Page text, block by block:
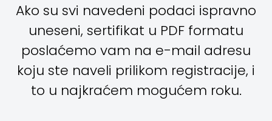
Ako su svi navedeni podaci ispravno
uneseni, sertifikat u PDF formatu
poslaćemo vam na e-mail adresu
koju ste naveli prilikom registracije, i
to u najkraćem mogućem roku.